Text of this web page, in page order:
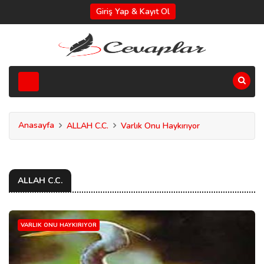
Giriş Yap & Kayıt Ol
Anasayfa ALLAH C.C. Varlık Onu Haykırıyor
ALLAH C.C.
VARLIK ONU HAYKIRIYOR